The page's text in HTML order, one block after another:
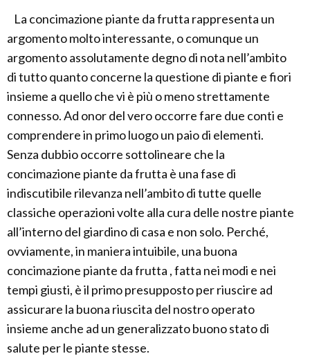
La concimazione piante da frutta rappresenta un
argomento molto interessante, o comunque un
argomento assolutamente degno di nota nell’ambito
di tutto quanto concerne la questione di piante e fiori
insieme a quello che vi è più o meno strettamente
connesso. Ad onor del vero occorre fare due conti e
comprendere in primo luogo un paio di elementi.
Senza dubbio occorre sottolineare che la
concimazione piante da frutta è una fase di
indiscutibile rilevanza nell’ambito di tutte quelle
classiche operazioni volte alla cura delle nostre piante
all’interno del giardino di casa e non solo. Perché,
ovviamente, in maniera intuibile, una buona
concimazione piante da frutta , fatta nei modi e nei
tempi giusti, è il primo presupposto per riuscire ad
assicurare la buona riuscita del nostro operato
insieme anche ad un generalizzato buono stato di
salute per le piante stesse.